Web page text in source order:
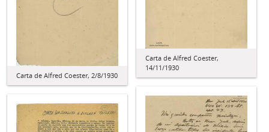
Carta de Alfred Coester,
14/11/1930
Carta de Alfred Coester, 2/8/1930